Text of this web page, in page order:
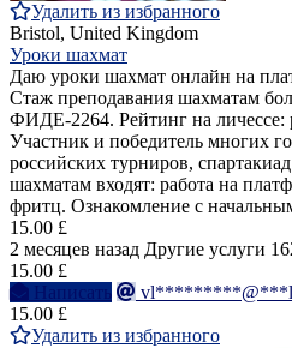
Удалить из избранного
Bristol, United Kingdom
Уроки шахмат
Даю уроки шахмат онлайн на
Стаж преподавания шахматам
ФИДЕ-2264. Рейтинг на личессе:
Участник и победитель многих
российских турниров,
шахматам входят: работа на
фритц. Ознакомление с
15.00 £
2 месяцев назад Другие услуги
15.00 £
Написать
15.00 £
Удалить из избранного